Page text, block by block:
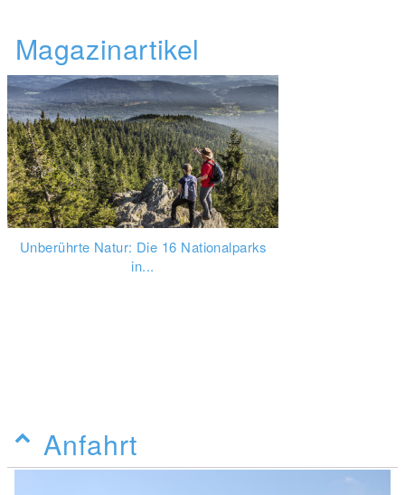
Magazinartikel
Unberührte Natur: Die 16 Nationalparks
in...
Anfahrt